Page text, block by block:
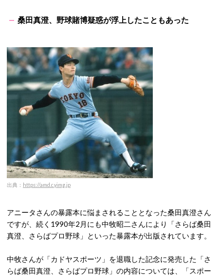
桑田真澄、野球賭博疑惑が浮上したこともあった
出典： https://amd.c.yimg.jp
アニータさんの暴露本に悩まされることとなった桑田真澄さん
ですが、続く1990年2月にも中牧昭二さんにより「さらば桑田
真澄、さらばプロ野球」といった暴露本が出版されています。
中牧さんが「カドヤスポーツ」を退職した記念に発売した「さ
らば桑田真澄、さらばプロ野球」の内容については、「スポー